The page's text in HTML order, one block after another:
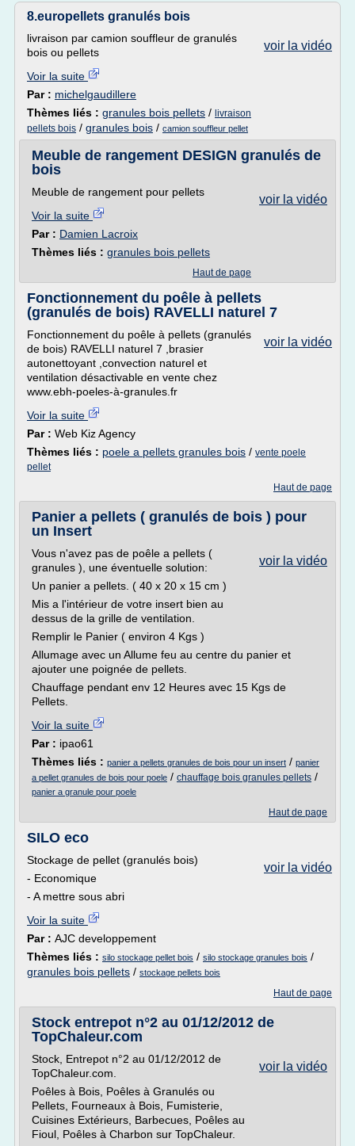
8.europellets granulés bois
voir la vidéo
livraison par camion souffleur de granulés
bois ou pellets
Voir la suite
Par : michelgaudillere
Thèmes liés : granules bois pellets / livraison
pellets bois / granules bois / camion souffleur pellet
Meuble de rangement DESIGN granulés de
bois
voir la vidéo
Meuble de rangement pour pellets
Voir la suite
Par : Damien Lacroix
Thèmes liés : granules bois pellets
Haut de page
Fonctionnement du poêle à pellets
(granulés de bois) RAVELLI naturel 7
voir la vidéo
Fonctionnement du poêle à pellets (granulés
de bois) RAVELLI naturel 7 ,brasier
autonettoyant ,convection naturel et
ventilation désactivable en vente chez
www.ebh-poeles-à-granules.fr
Voir la suite
Par : Web Kiz Agency
Thèmes liés : poele a pellets granules bois / vente poele
pellet
Haut de page
Panier a pellets ( granulés de bois ) pour
un Insert
voir la vidéo
Vous n'avez pas de poêle a pellets (
granules ), une éventuelle solution:
Un panier a pellets. ( 40 x 20 x 15 cm )
Mis a l'intérieur de votre insert bien au
dessus de la grille de ventilation.
Remplir le Panier ( environ 4 Kgs )
Allumage avec un Allume feu au centre du panier et
ajouter une poignée de pellets.
Chauffage pendant env 12 Heures avec 15 Kgs de
Pellets.
Voir la suite
Par : ipao61
Thèmes liés : panier a pellets granules de bois pour un insert / panier
a pellet granules de bois pour poele / chauffage bois granules pellets /
panier a granule pour poele
Haut de page
SILO eco
voir la vidéo
Stockage de pellet (granulés bois)
- Economique
- A mettre sous abri
Voir la suite
Par : AJC developpement
Thèmes liés : silo stockage pellet bois / silo stockage granules bois /
granules bois pellets / stockage pellets bois
Haut de page
Stock entrepot n°2 au 01/12/2012 de
TopChaleur.com
voir la vidéo
Stock, Entrepot n°2 au 01/12/2012 de
TopChaleur.com.
Poêles à Bois, Poêles à Granulés ou
Pellets, Fourneaux à Bois, Fumisterie,
Cuisines Extérieurs, Barbecues, Poêles au
Fioul, Poêles à Charbon sur TopChaleur.